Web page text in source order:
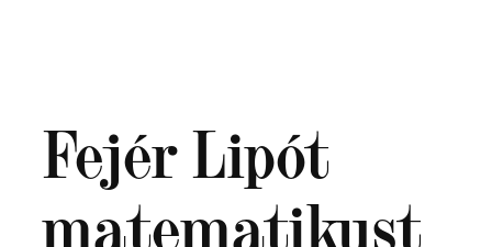
Fejér Lipót
matematikust